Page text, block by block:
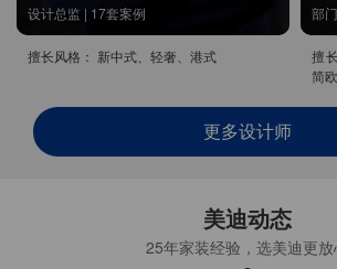
设计总监 | 17套案例
擅长风格： 新中式、轻奢、港式
部
擅
简欧
更多设计师
美迪动态
25年家装经验，选美迪更